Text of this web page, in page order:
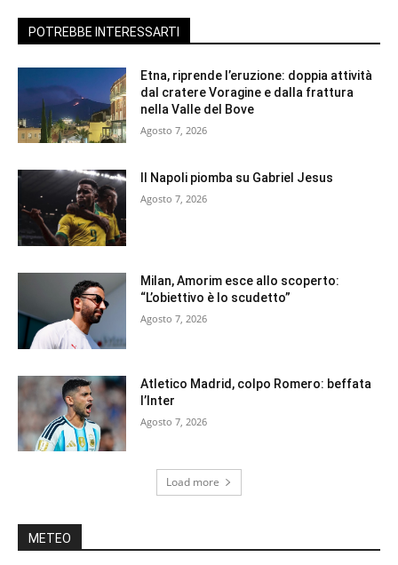
POTREBBE INTERESSARTI
Etna, riprende l’eruzione: doppia attività
dal cratere Voragine e dalla frattura
nella Valle del Bove
Agosto 7, 2026
Il Napoli piomba su Gabriel Jesus
Agosto 7, 2026
Milan, Amorim esce allo scoperto:
“L’obiettivo è lo scudetto”
Agosto 7, 2026
Atletico Madrid, colpo Romero: beffata
l’Inter
Agosto 7, 2026
Load more
METEO